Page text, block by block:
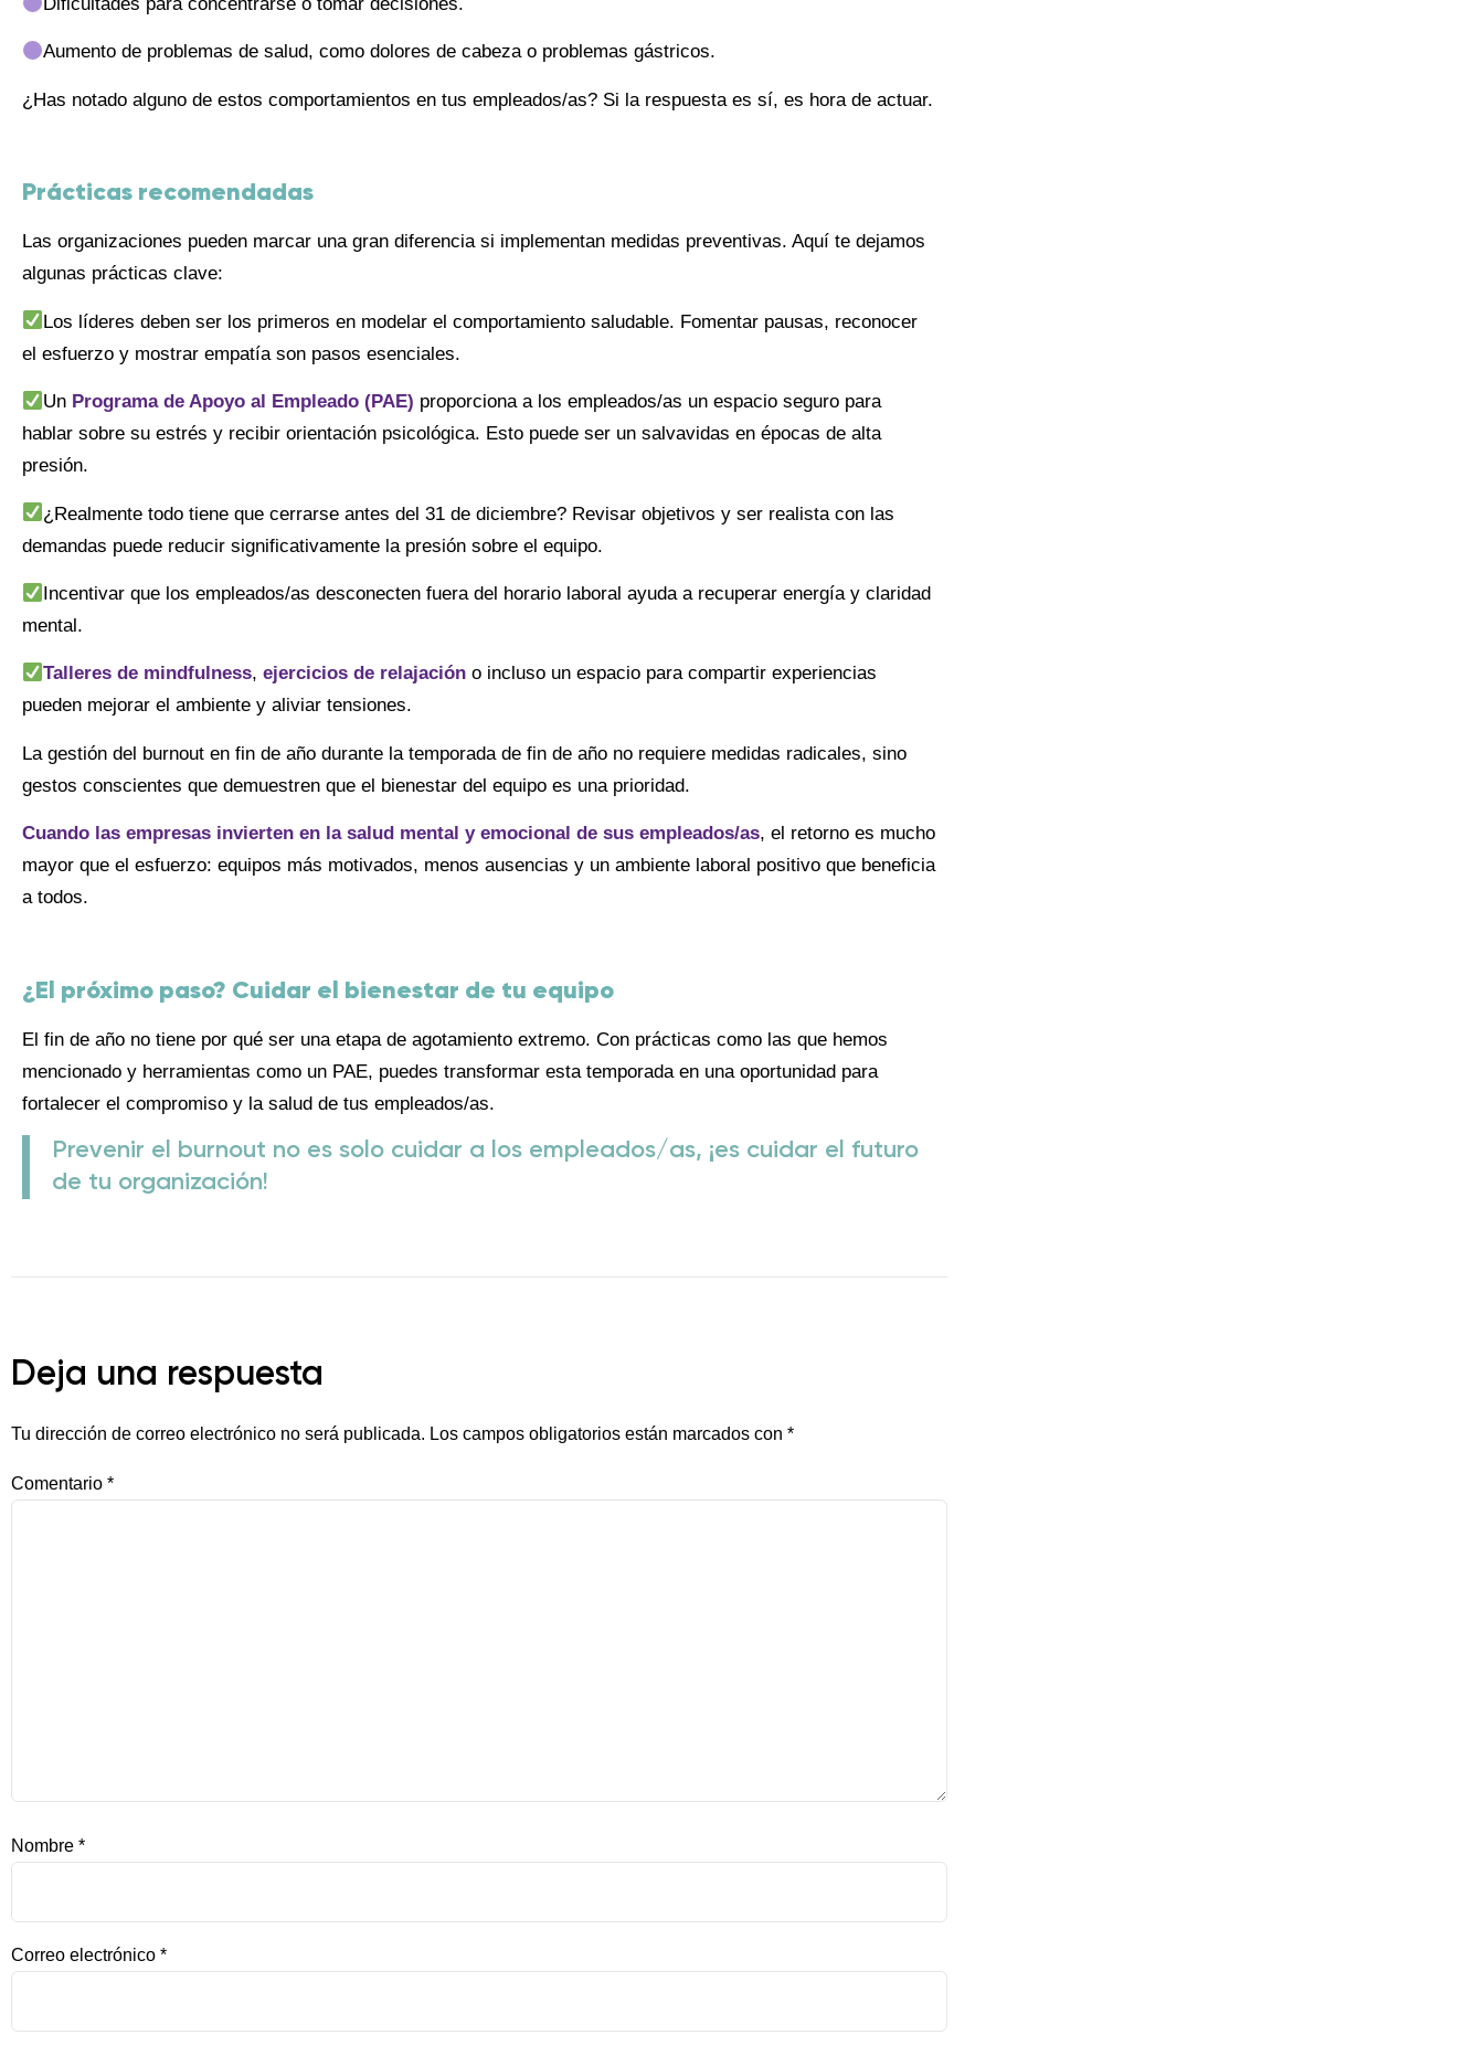
Aumento de problemas de salud, como dolores de cabeza o problemas gástricos.
¿Has notado alguno de estos comportamientos en tus empleados/as? Si la respuesta es sí, es hora de actuar.
Prácticas recomendadas
Las organizaciones pueden marcar una gran diferencia si implementan medidas preventivas. Aquí te dejamos
algunas prácticas clave:
Los líderes deben ser los primeros en modelar el comportamiento saludable. Fomentar pausas, reconocer
el esfuerzo y mostrar empatía son pasos esenciales.
Un Programa de Apoyo al Empleado (PAE) proporciona a los empleados/as un espacio seguro para
hablar sobre su estrés y recibir orientación psicológica. Esto puede ser un salvavidas en épocas de alta
presión.
¿Realmente todo tiene que cerrarse antes del 31 de diciembre? Revisar objetivos y ser realista con las
demandas puede reducir significativamente la presión sobre el equipo.
Incentivar que los empleados/as desconecten fuera del horario laboral ayuda a recuperar energía y claridad
mental.
Talleres de mindfulness,ejercicios de relajación o incluso un espacio para compartir experiencias
pueden mejorar el ambiente y aliviar tensiones.
La gestión del burnout en fin de año durante la temporada de fin de año no requiere medidas radicales, sino
gestos conscientes que demuestren que el bienestar del equipo es una prioridad.
Cuando las empresas invierten en la salud mental y emocional de sus empleados/as, el retorno es mucho
mayor que el esfuerzo: equipos más motivados, menos ausencias y un ambiente laboral positivo que beneficia
a todos.
¿El próximo paso? Cuidar el bienestar de tu equipo
El fin de año no tiene por qué ser una etapa de agotamiento extremo. Con prácticas como las que hemos
mencionado y herramientas como un PAE, puedes transformar esta temporada en una oportunidad para
fortalecer el compromiso y la salud de tus empleados/as.
Prevenir el burnout no es solo cuidar a los empleados/as, ¡es cuidar el futuro
de tu organización!
Deja una respuesta
Tu dirección de correo electrónico no será publicada. Los campos obligatorios están marcados con *
Comentario *
Nombre *
Correo electrónico *